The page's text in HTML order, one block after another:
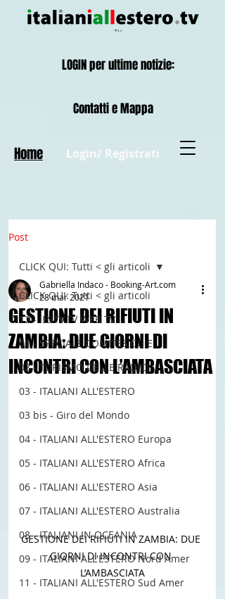
Login/ Registrati
Contatti e Mappa
Home
LOGIN per ultime notizie:
Post
CLICK QUI: Tutti < gli articoli
12 - IESTV.TV WEB TV
01 - SPECIALE COMITES CGIE
02 - TURISMO DELLE RADICI
03 - ITALIANI ALL'ESTERO
03 bis - Giro del Mondo
04 - ITALIANI ALL'ESTERO Europa
05 - ITALIANI ALL'ESTERO Africa
06 - ITALIANI ALL'ESTERO Asia
07 - ITALIANI ALL'ESTERO Australia
08 - ITALIANI IN OCEANIA
09 - ITALIANI ALL'ESTERO Nord Amer
11 - ITALIANI ALL'ESTERO Sud Amer
CLICK QUI: Tutti < gli articoli
GESTIONE DEI RIFIUTI IN
ZAMBIA: DUE GIORNI DI
INCONTRI CON L’AMBASCIATA
Gabriella Indaco - Booking-Art.com
28 mar 2021
GESTIONE DEI RIFIUTI IN ZAMBIA: DUE
GIORNI DI INCONTRI CON
L’AMBASCIATA